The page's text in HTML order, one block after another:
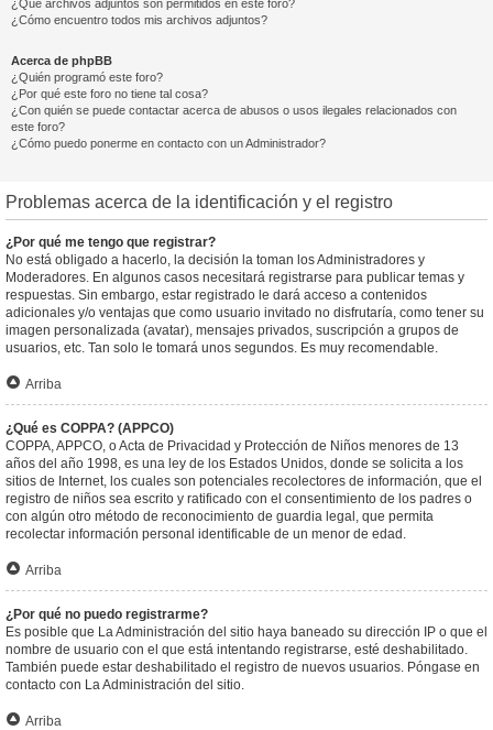
¿Qué archivos adjuntos son permitidos en este foro?
¿Cómo encuentro todos mis archivos adjuntos?
Acerca de phpBB
¿Quién programó este foro?
¿Por qué este foro no tiene tal cosa?
¿Con quién se puede contactar acerca de abusos o usos ilegales relacionados con
este foro?
¿Cómo puedo ponerme en contacto con un Administrador?
Problemas acerca de la identificación y el registro
¿Por qué me tengo que registrar?
No está obligado a hacerlo, la decisión la toman los Administradores y
Moderadores. En algunos casos necesitará registrarse para publicar temas y
respuestas. Sin embargo, estar registrado le dará acceso a contenidos
adicionales y/o ventajas que como usuario invitado no disfrutaría, como tener su
imagen personalizada (avatar), mensajes privados, suscripción a grupos de
usuarios, etc. Tan solo le tomará unos segundos. Es muy recomendable.
Arriba
¿Qué es COPPA? (APPCO)
COPPA, APPCO, o Acta de Privacidad y Protección de Niños menores de 13
años del año 1998, es una ley de los Estados Unidos, donde se solicita a los
sitios de Internet, los cuales son potenciales recolectores de información, que el
registro de niños sea escrito y ratificado con el consentimiento de los padres o
con algún otro método de reconocimiento de guardia legal, que permita
recolectar información personal identificable de un menor de edad.
Arriba
¿Por qué no puedo registrarme?
Es posible que La Administración del sitio haya baneado su dirección IP o que el
nombre de usuario con el que está intentando registrarse, esté deshabilitado.
También puede estar deshabilitado el registro de nuevos usuarios. Póngase en
contacto con La Administración del sitio.
Arriba